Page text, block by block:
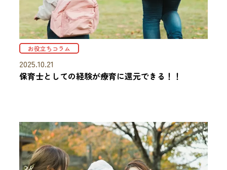
お役立ちコラム
2025.10.21
保育士としての経験が療育に還元できる！！